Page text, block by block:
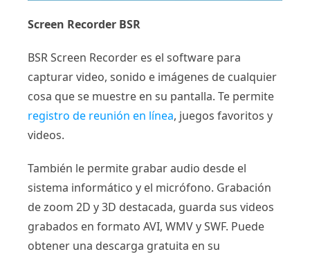
Screen Recorder BSR
BSR Screen Recorder es el software para
capturar video, sonido e imágenes de cualquier
cosa que se muestre en su pantalla. Te permite
registro de reunión en línea, juegos favoritos y
videos.
También le permite grabar audio desde el
sistema informático y el micrófono. Grabación
de zoom 2D y 3D destacada, guarda sus videos
grabados en formato AVI, WMV y SWF. Puede
obtener una descarga gratuita en su